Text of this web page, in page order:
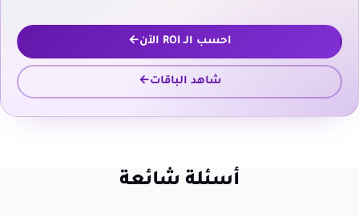
احسب الـ ROI الآن
شاهد الباقات
أسئلة شائعة